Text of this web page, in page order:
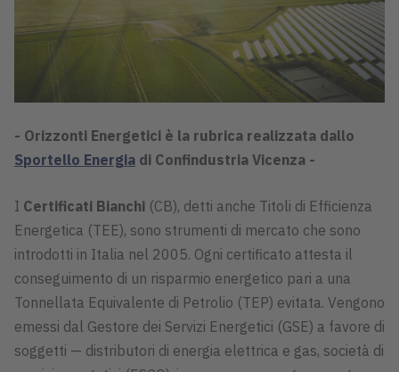
- Orizzonti Energetici è la rubrica realizzata dallo
Sportello Energia di Confindustria Vicenza -
I Certificati Bianchi (CB), detti anche Titoli di Efficienza
Energetica (TEE), sono strumenti di mercato che sono
introdotti in Italia nel 2005. Ogni certificato attesta il
conseguimento di un risparmio energetico pari a una
Tonnellata Equivalente di Petrolio (TEP) evitata. Vengono
emessi dal Gestore dei Servizi Energetici (GSE) a favore di
soggetti — distributori di energia elettrica e gas, società di